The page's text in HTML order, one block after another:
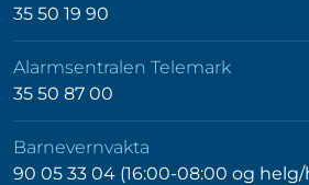
35 50 19 90
Alarmsentralen Telemark
35 50 87 00
Barnevernvakta
90 05 33 04 (16:00-08:00 og